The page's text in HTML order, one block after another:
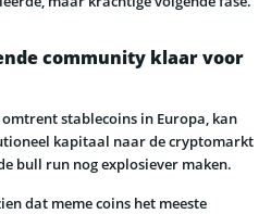
community klaar voor
stablecoins in Europa, kan
kapitaal naar de cryptomarkt
bull run nog explosiever maken.
dat meme coins het meeste